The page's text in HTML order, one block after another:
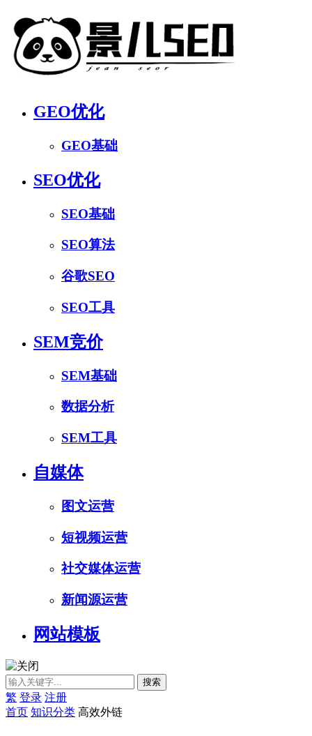
GEO优化
GEO基础
SEO优化
SEO基础
SEO算法
谷歌SEO
SEO工具
SEM竞价
SEM基础
数据分析
SEM工具
自媒体
图文运营
短视频运营
社交媒体运营
新闻源运营
网站模板
繁 登录 注册
首页 知识分类 高效外链